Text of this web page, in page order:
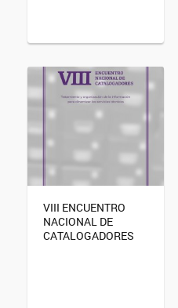
VIII ENCUENTRO
NACIONAL DE
CATALOGADORES